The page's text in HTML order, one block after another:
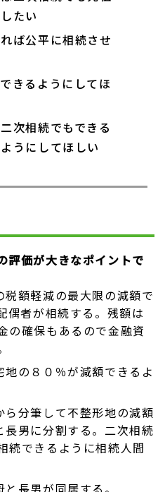
たい
ば公平に相続させ
きるようにしてほ
次相続でもできる
うにしてほしい
評価が大きなポイントで
税額軽減の最大限の減額で
偶者が相続する。残額は
の確保もあるので金融資
の８０％が減額できるよ
分筆して不整形地の減額
男に分割する。二次相続
続できるように相続人間